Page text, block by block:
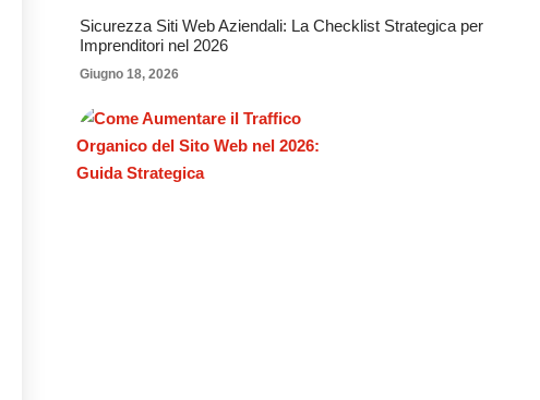
Sicurezza Siti Web Aziendali: La Checklist Strategica per
Imprenditori nel 2026
Giugno 18, 2026